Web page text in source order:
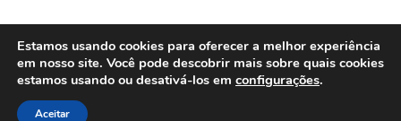
Copyright © 2019 | Todos os Direitos Reservados |
Centro Educacional Brasil Central | Desenvolvido por
Estamos usando cookies para oferecer a melhor experiência
em nosso site. Você pode descobrir mais sobre quais cookies
estamos usando ou desativá-los em configurações.
Aceitar